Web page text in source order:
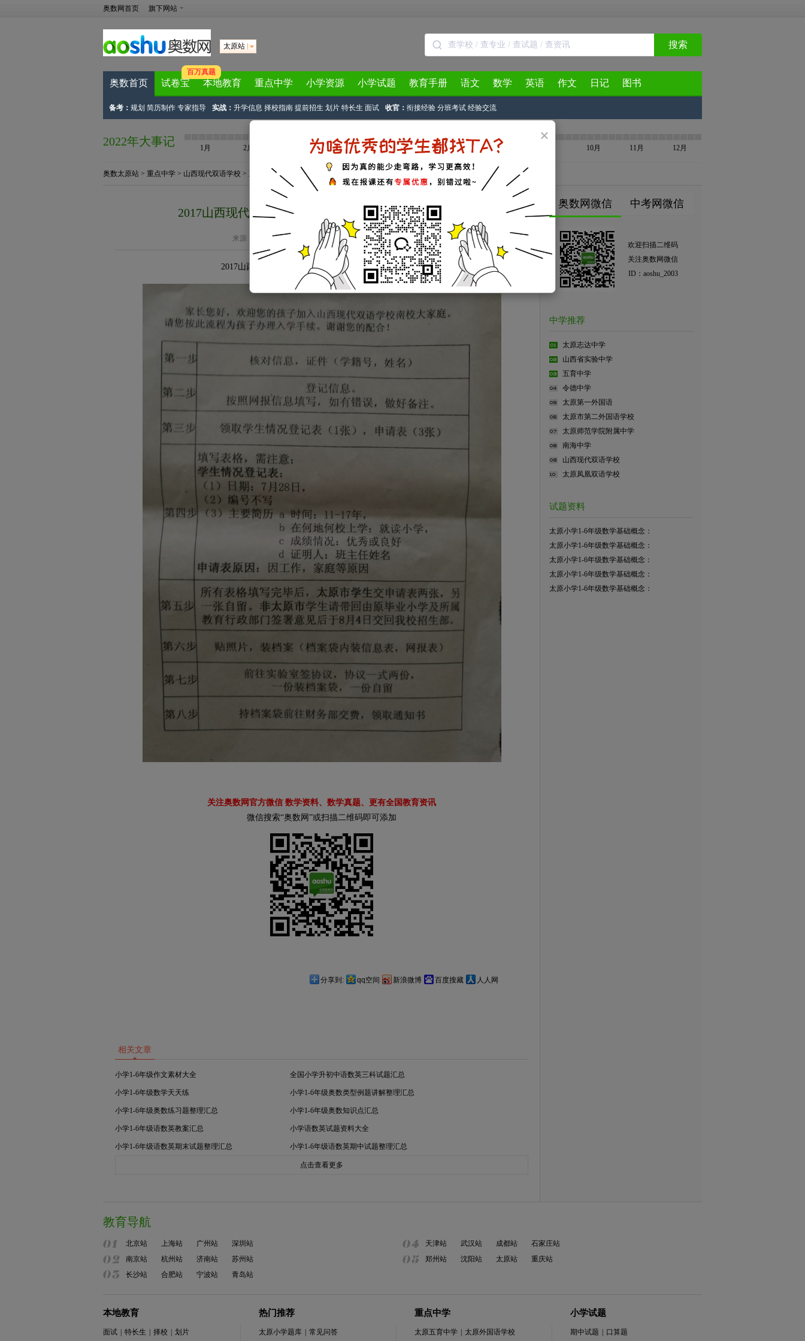
×
奥数网首页 旗下网站
太原站 搜索
奥数首页 试卷宝
百万真题
本地教育 重点中学 小学资源 小学试题 教育手册 语文 数学 英语 作文 日记 图书
备考： 规划 简历制作 专家指导 实战： 升学信息 择校指南 提前招生 划片 特长生 面试 收官： 衔接经验 分班考试 经验交流
2022年大事记 1月 2月 4月 5月 6月 7月 10月 11月 12月
奥数太原站 > 重点中学 > 山西现代双语学校 > 正文
2017山西现代双语小升初摇号录取生录取手续办理流程
来源： 太原家长帮论坛 作者：@佚名 2017-07-28 14:26:46
2017山西现代双语小升初摇号录取生录取手续办理流程
关注奥数网官方微信 数学资料、数学真题、更有全国教育资讯
微信搜索“奥数网”或扫描二维码即可添加
分享到: qq空间 新浪微博 百度搜藏 人人网
相关文章
小学1-6年级作文素材大全 全国小学升初中语数英三科试题汇总
小学1-6年级数学天天练 小学1-6年级奥数类型例题讲解整理汇总
小学1-6年级奥数练习题整理汇总 小学1-6年级奥数知识点汇总
小学1-6年级语数英教案汇总 小学语数英试题资料大全
小学1-6年级语数英期末试题整理汇总 小学1-6年级语数英期中试题整理汇总
点击查看更多
奥数网微信 中考网微信
欢迎扫描二维码
关注奥数网微信
ID：aoshu_2003
中学推荐
太原志达中学
山西省实验中学
五育中学
令德中学
太原第一外国语
太原市第二外国语学校
太原师范学院附属中学
南海中学
山西现代双语学校
太原凤凰双语学校
试题资料
太原小学1-6年级数学基础概念：
太原小学1-6年级数学基础概念：
太原小学1-6年级数学基础概念：
太原小学1-6年级数学基础概念：
太原小学1-6年级数学基础概念：
教育导航
北京站 上海站 广州站 深圳站 天津站 武汉站 成都站
石家庄站
南京站
杭州站 济南站 苏州站 郑州站 沈阳站 太原站
重庆站
长沙站
合肥站 宁波站 青岛站
本地教育
面试 特长生 择校 划片
热门推荐
太原小学题库 常见问答
重点中学
太原五育中学 太原外国语学校
小学试题
期中试题 口算题